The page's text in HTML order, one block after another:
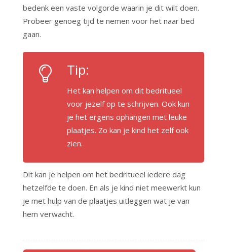
bedenk een vaste volgorde waarin je dit wilt doen.
Probeer genoeg tijd te nemen voor het naar bed
gaan.
Tip:
Het kan helpen om dit bedritueel
voor jezelf op te schrijven. Ook kun
je het ergens ophangen met leuke
plaatjes. Zo kan je kind het zelf ook
zien.
Dit kan je helpen om het bedritueel iedere dag
hetzelfde te doen. En als je kind niet meewerkt kun
je met hulp van de plaatjes uitleggen wat je van
hem verwacht.